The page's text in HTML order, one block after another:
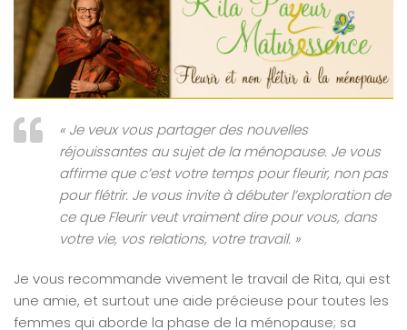
« Je veux vous partager des nouvelles
réjouissantes au sujet de la ménopause. Je vous
affirme que c’est votre temps pour fleurir, non pas
pour flétrir. Je vous invite à débuter l’exploration de
ce que Fleurir veut vraiment dire pour vous, dans
votre vie, vos relations, votre travail. »
Je vous recommande vivement le travail de Rita, qui est
une amie, et surtout une aide précieuse pour toutes les
femmes qui aborde la phase de la ménopause; sa